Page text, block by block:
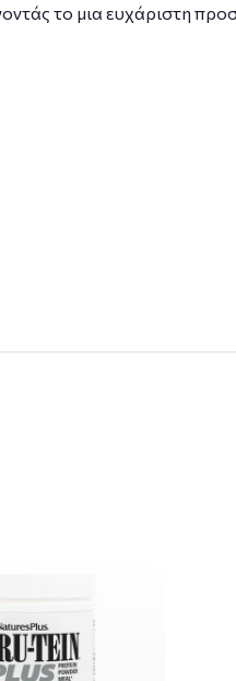
το μια ευχάριστη